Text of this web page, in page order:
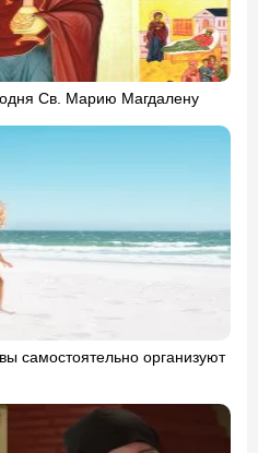
Св. Марию Магдалену
самостоятельно организуют